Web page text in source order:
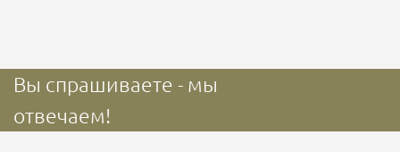
Вы спрашиваете - мы
отвечаем!